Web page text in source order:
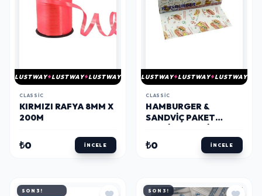
LUSTWAY LUSTWAY LUSTWAY
CLASSIC
KIRMIZI RAFYA 8MM X
200M
₺0 İNCELE
LUSTWAY LUSTWAY LUSTWAY
CLASSIC
HAMBURGER &
SANDVIÇ PAKET
ADET
₺0 İNCELE
SON 3!
SON 3!